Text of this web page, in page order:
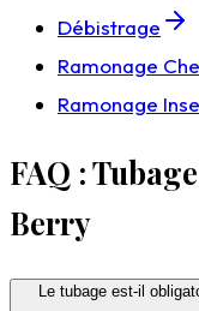
Débistrage
Ramonage
Ramonage
FAQ :
Berry
Le tubage est-il